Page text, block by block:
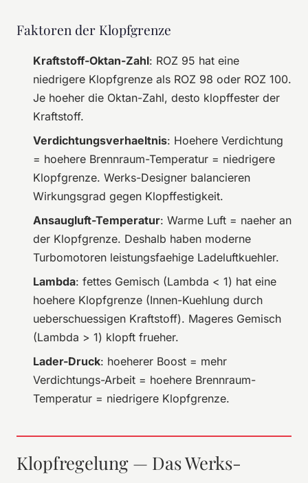
Faktoren der Klopfgrenze
Kraftstoff-Oktan-Zahl: ROZ 95 hat eine
niedrigere Klopfgrenze als ROZ 98 oder ROZ 100.
Je hoeher die Oktan-Zahl, desto klopffester der
Kraftstoff.
Verdichtungsverhaeltnis: Hoehere Verdichtung
= hoehere Brennraum-Temperatur = niedrigere
Klopfgrenze. Werks-Designer balancieren
Wirkungsgrad gegen Klopffestigkeit.
Ansaugluft-Temperatur: Warme Luft = naeher an
der Klopfgrenze. Deshalb haben moderne
Turbomotoren leistungsfaehige Ladeluftkuehler.
Lambda: fettes Gemisch (Lambda < 1) hat eine
hoehere Klopfgrenze (Innen-Kuehlung durch
ueberschuessigen Kraftstoff). Mageres Gemisch
(Lambda > 1) klopft frueher.
Lader-Druck: hoeherer Boost = mehr
Verdichtungs-Arbeit = hoehere Brennraum-
Temperatur = niedrigere Klopfgrenze.
Klopfregelung — Das Werks-